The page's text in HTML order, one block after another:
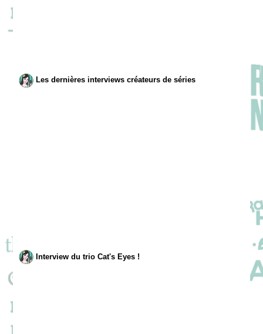
Les dernières interviews créateurs de séries
Interview du trio Cat's Eyes !